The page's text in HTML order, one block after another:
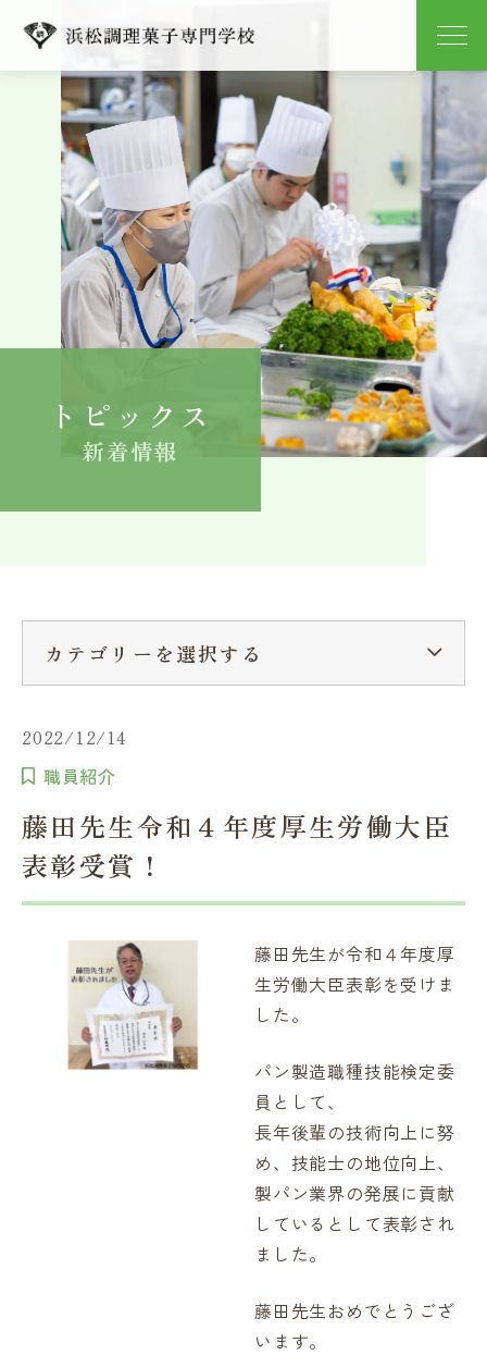
学校紹介
学科紹介
キャンパスライフ
就職
よくある質問
卒業生の方へ在学生へ一般の方へ（教室・講習会）
トピックス
新着情報
2022/12/14
職員紹介
藤田先生令和４年度厚生労働大臣
表彰受賞！
藤田先生が令和４年度厚
生労働大臣表彰を受けま
した。
パン製造職種技能検定委
員として、
長年後輩の技術向上に努
め、技能士の地位向上、
製パン業界の発展に貢献
しているとして表彰され
ました。
藤田先生おめでとうござ
います。
カテゴリーを選択する